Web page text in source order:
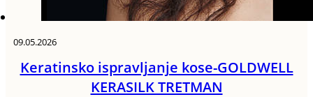
09.05.2026
Keratinsko ispravljanje kose-GOLDWELL
KERASILK TRETMAN